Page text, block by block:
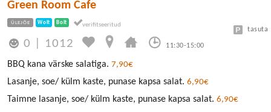
Green Room Cafe
ÜLEJÕE Wolt Bolt
0 1012 11:30-15:00
tasuta
BBQ kana värske salatiga. 7,90€
Lasanje, soe/ külm kaste, punase kapsa salat. 6,90€
Taimne lasanje, soe/ külm kaste, punase kapsa salat. 6,90€